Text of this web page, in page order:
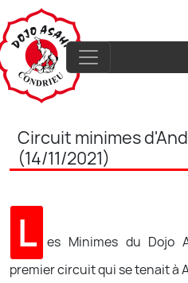
Circuit minimes
(14/11/2021)
L
es Minimes du Dojo
premier circuit qui se tenait à